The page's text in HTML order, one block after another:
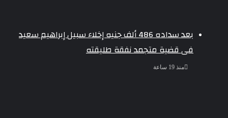
بعد سداده 486 ألف جنيه إخلاء سبيل إبراهيم سعيد
فى قضية متجمد نفقة طليقته
منذ 19 ساعة